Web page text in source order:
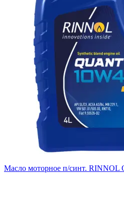
Масло моторное п/синт. RINNOL